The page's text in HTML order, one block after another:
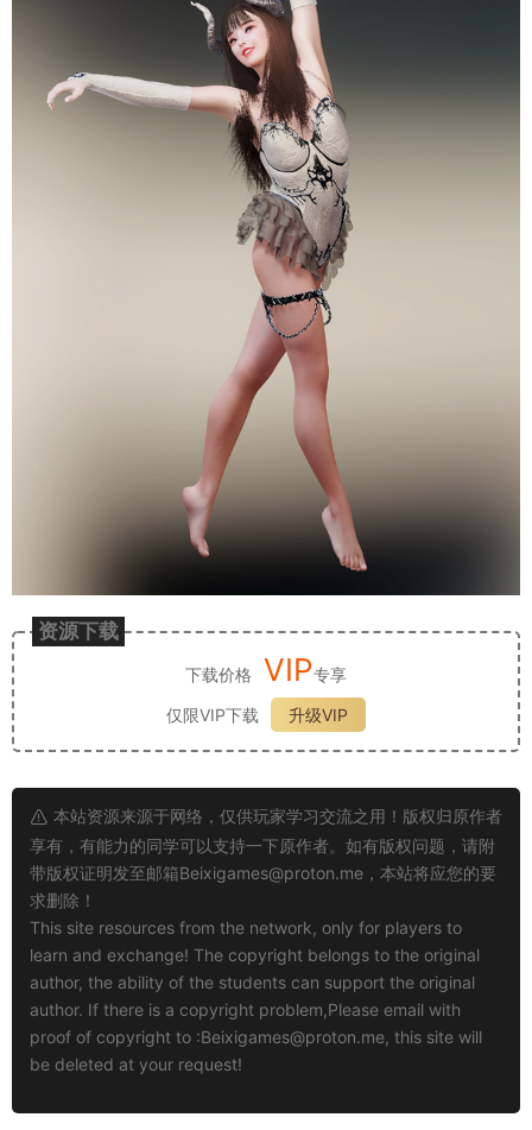
资源下载
下载价格 VIP专享
仅限VIP下载
升级VIP
本站资源来源于网络，仅供玩家学习交流之用！版权归原作者
享有，有能力的同学可以支持一下原作者。如有版权问题，请附
带版权证明发至邮箱Beixigames@proton.me ，本站将应您的要
求删除！
This site resources from the network, only for players to
learn and exchange! The copyright belongs to the original
author, the ability of the students can support the original
author. If there is a copyright problem,Please email with
proof of copyright to :Beixigames@proton.me, this site will
be deleted at your request!